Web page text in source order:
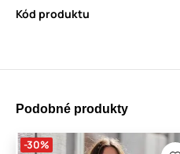
Kód produktu
Podobné produkty
-30%